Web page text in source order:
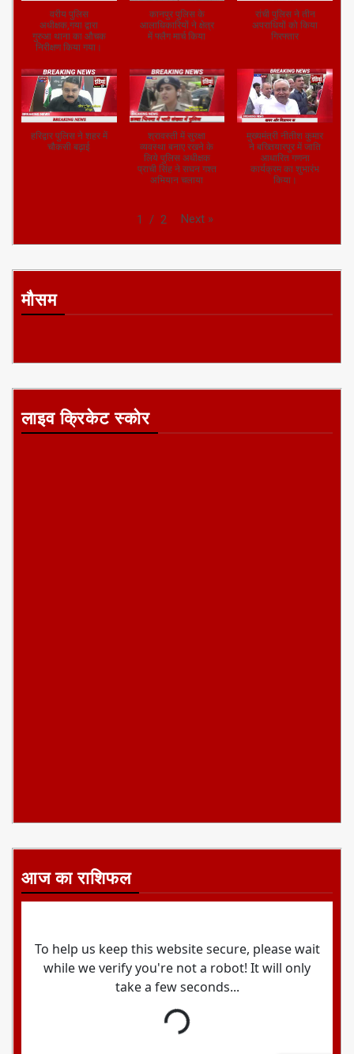
यूपी:औरैया पुलिस
सकुशल चुनाव की
तैयारी में लगी।
डिप्टी सीएम तेजस्वी
यादव ने यूपी की घटना
पर दिया बयान।
उत्पाद विभाग ने
शराबबंदी को लेकर
चलाया अभियान।
वरीय पुलिस
अधीक्षक,गया द्वारा
गुरुआ थाना का औचक
निरीक्षण किया गया।
कानपुर पुलिस के
आलाधिकारियों ने क्षेत्र
में फ्लैग मार्च किया
रांची पुलिस ने तीन
गिरफ्तार
प्राची सिंह ने सघन गश्त
कार्यक्रम का शुभारंभ
आज का राशिफल